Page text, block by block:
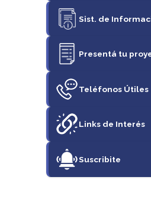
Sist. de
Presentá tu
Teléfonos Útiles
Links de Interés
Suscribite